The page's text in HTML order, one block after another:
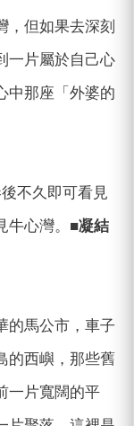
，但如果去深刻
一片屬於自己心
中那座「外婆的
不久即可看見
心灣。 ■凝結
的馬公市，車子
的西嶼，那些舊
一片寬闊的平